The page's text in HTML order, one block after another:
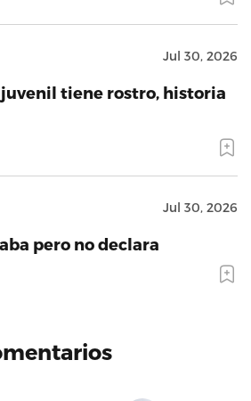
Jul 30, 2026
tiene rostro, historia
Jul 30, 2026
pero no declara